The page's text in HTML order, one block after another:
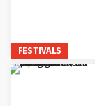
FESTIVALS